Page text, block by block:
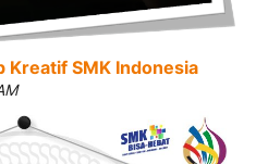
Kreatif SMK Indonesia